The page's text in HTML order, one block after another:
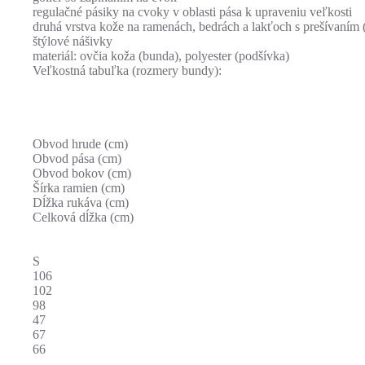
regulačné pásiky na cvoky v oblasti pása k upraveniu veľkosti
druhá vrstva kože na ramenách, bedrách a lakťoch s
štýlové nášivky
materiál: ovčia koža (bunda), polyester (podšívka)
Veľkostná tabuľka (rozmery bundy):
Obvod hrude (cm)
Obvod pása (cm)
Obvod bokov (cm)
Šírka ramien (cm)
Dĺžka rukáva (cm)
Celková dĺžka (cm)
S
106
102
98
47
67
66